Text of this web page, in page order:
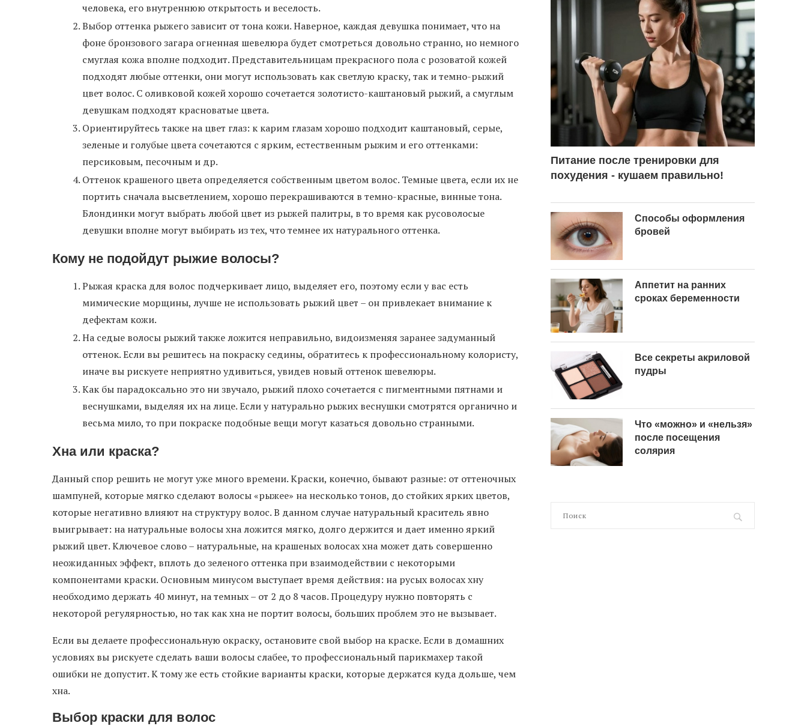
человека, его внутреннюю открытость и веселость.
Выбор оттенка рыжего зависит от тона кожи. Наверное, каждая девушка понимает, что на
фоне бронзового загара огненная шевелюра будет смотреться довольно странно, но немного
смуглая кожа вполне подходит. Представительницам прекрасного пола с розоватой кожей
подходят любые оттенки, они могут использовать как светлую краску, так и темно-рыжий
цвет волос. С оливковой кожей хорошо сочетается золотисто-каштановый рыжий, а смуглым
девушкам подходят красноватые цвета.
Ориентируйтесь также на цвет глаз: к карим глазам хорошо подходит каштановый, серые,
зеленые и голубые цвета сочетаются с ярким, естественным рыжим и его оттенками:
персиковым, песочным и др.
Оттенок крашеного цвета определяется собственным цветом волос. Темные цвета, если их не
портить сначала высветлением, хорошо перекрашиваются в темно-красные, винные тона.
Блондинки могут выбрать любой цвет из рыжей палитры, в то время как русоволосые
девушки вполне могут выбирать из тех, что темнее их натурального оттенка.
Кому не подойдут рыжие волосы?
Рыжая краска для волос подчеркивает лицо, выделяет его, поэтому если у вас есть
мимические морщины, лучше не использовать рыжий цвет – он привлекает внимание к
дефектам кожи.
На седые волосы рыжий также ложится неправильно, видоизменяя заранее задуманный
оттенок. Если вы решитесь на покраску седины, обратитесь к профессиональному колористу,
иначе вы рискуете неприятно удивиться, увидев новый оттенок шевелюры.
Как бы парадоксально это ни звучало, рыжий плохо сочетается с пигментными пятнами и
веснушками, выделяя их на лице. Если у натурально рыжих веснушки смотрятся органично и
весьма мило, то при покраске подобные вещи могут казаться довольно странными.
Хна или краска?
Данный спор решить не могут уже много времени. Краски, конечно, бывают разные: от оттеночных
шампуней, которые мягко сделают волосы «рыжее» на несколько тонов, до стойких ярких цветов,
которые негативно влияют на структуру волос. В данном случае натуральный краситель явно
выигрывает: на натуральные волосы хна ложится мягко, долго держится и дает именно яркий
рыжий цвет. Ключевое слово – натуральные, на крашеных волосах хна может дать совершенно
неожиданных эффект, вплоть до зеленого оттенка при взаимодействии с некоторыми
компонентами краски. Основным минусом выступает время действия: на русых волосах хну
необходимо держать 40 минут, на темных – от 2 до 8 часов. Процедуру нужно повторять с
некоторой регулярностью, но так как хна не портит волосы, больших проблем это не вызывает.
Если вы делаете профессиональную окраску, остановите свой выбор на краске. Если в домашних
условиях вы рискуете сделать ваши волосы слабее, то профессиональный парикмахер такой
ошибки не допустит. К тому же есть стойкие варианты краски, которые держатся куда дольше, чем
хна.
Выбор краски для волос
Питание после тренировки для
похудения - кушаем правильно!
Способы оформления
бровей
Аппетит на ранних
сроках беременности
Все секреты акриловой
пудры
Что «можно» и «нельзя»
после посещения
солярия